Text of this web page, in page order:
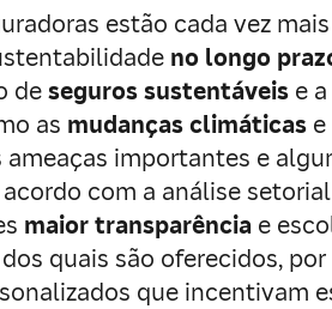
estão cada vez
no longo
deseguros sustentáveis e
as mudanças climáticas
ameaças importantes e
acordo com a análise
maior transparência e
quais são oferecidos,
que incentivam